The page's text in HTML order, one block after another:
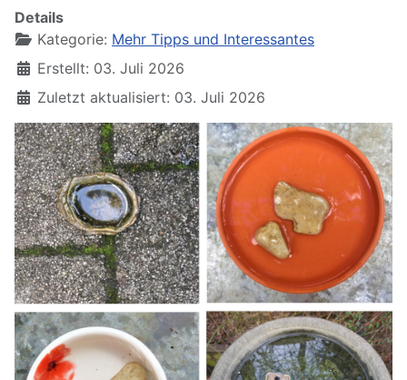
Details
Kategorie: Mehr Tipps und Interessantes
Erstellt: 03. Juli 2026
Zuletzt aktualisiert: 03. Juli 2026